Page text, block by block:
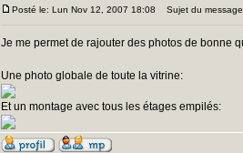
Posté le: Lun Nov 12, 2007 18:08 Sujet du
Je me permet de rajouter des photos de bonne
Une photo globale de toute la vitrine:
Et un montage avec tous les étages empilés: